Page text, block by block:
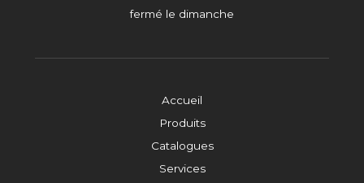
Accueil
Produits
Catalogues
Services
fermé le dimanche